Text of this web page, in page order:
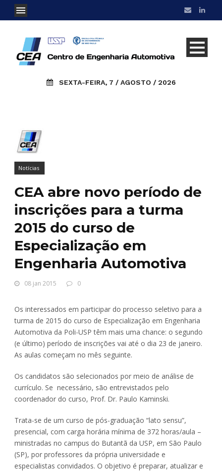
SEXTA-FEIRA, 7 / AGOSTO / 2026
Notícias
CEA abre novo período de
inscrições para a turma
2015 do curso de
Especialização em
Engenharia Automotiva
08 jan 2015 0
Os interessados em participar do processo seletivo para a
turma de 2015 do curso de Especialização em Engenharia
Automotiva da Poli-USP têm mais uma chance: o segundo
(e último) período de inscrições vai até o dia 23 de janeiro.
As aulas começam no mês seguinte.
Os candidatos são selecionados por meio de análise de
currículo. Se necessário, são entrevistados pelo
coordenador do curso, Prof. Dr. Paulo Kaminski.
Trata-se de um curso de pós-graduação “lato sensu”,
presencial, com carga horária mínima de 372 horas/aula –
ministradas no campus do Butantã da USP, em São Paulo
(SP), por professores da própria universidade e
especialistas convidados. O objetivo é preparar, atualizar e